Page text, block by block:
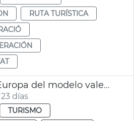
RUTA TURÍSTICA
Exportación a Europa del modelo valenciano de turismo de congresos
días
TURISMO